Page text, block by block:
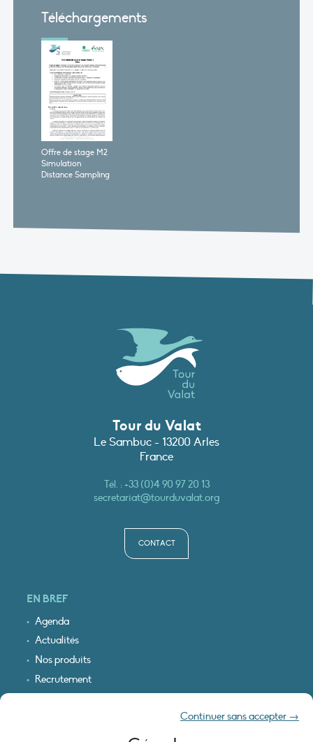
Continuer sans accepter →
Téléchargements
Offre de stage M2
Simulation
Distance Sampling
Tour du Valat
Le Sambuc - 13200 Arles
France
Tél. :+33 (0)4 90 97 20 13
secretariat@tourduvalat.org
CONTACT
EN BREF
Agenda
Actualités
Nos produits
Recrutement